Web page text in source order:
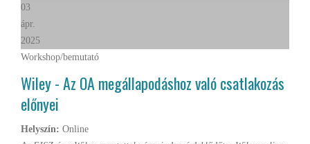
03
ápr.
2025
Workshop/bemutató
Wiley - Az OA megállapodáshoz való csatlakozás
előnyei
Helyszín: Online